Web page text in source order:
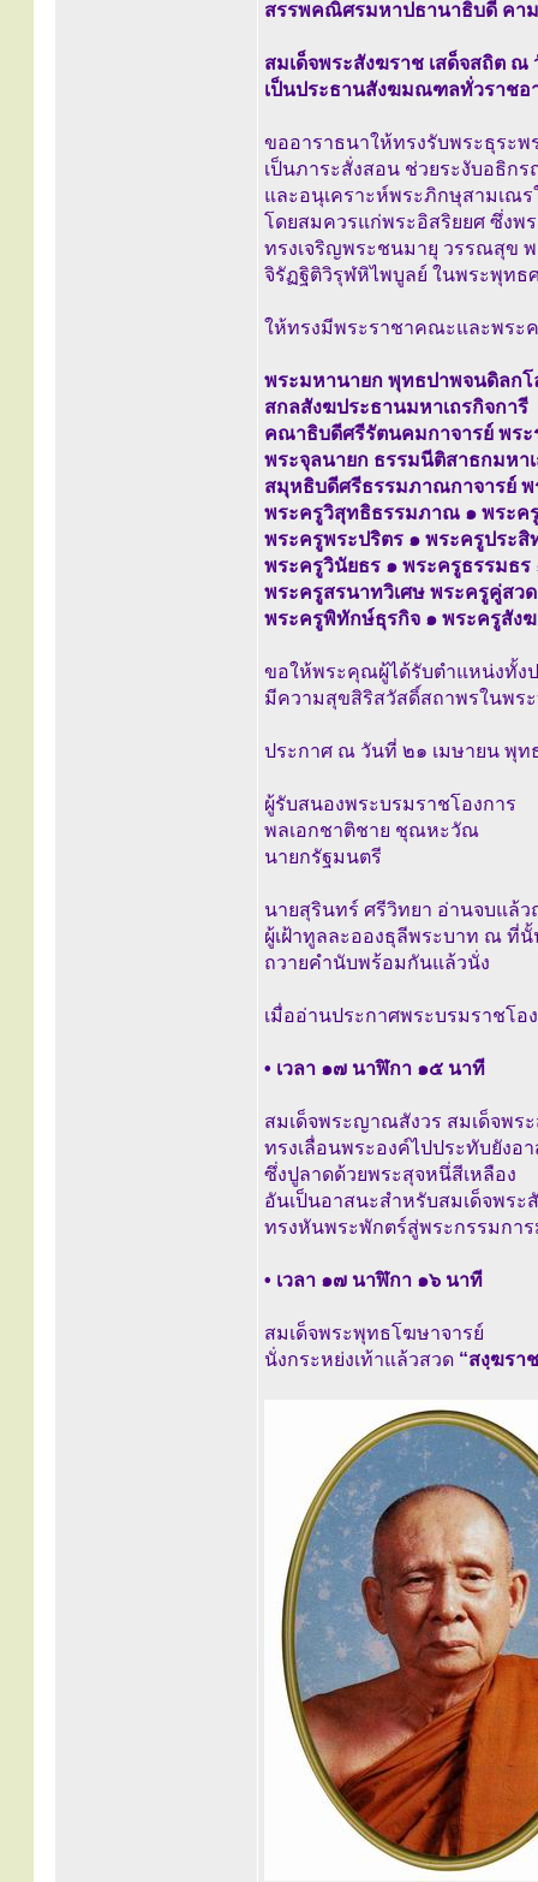
สรรพคณิศรมหาปธานาธิบดี คา
สมเด็จพระสังฆราช เสด็จสถิต ณ
เป็นประธานสังฆมณฑลทั่วราชอ
ขออาราธนาให้ทรงรับพระธุระ
เป็นภาระสั่งสอน ช่วยระงับอธิก
และอนุเคราะห์พระภิกษุสามเณ
โดยสมควรแก่พระอิสริยยศ ซึ่งพ
ทรงเจริญพระชนมายุ วรรณสุข
จิรัฏฐิติวิรุฬหิไพบูลย์ ในพระพุทธ
ให้ทรงมีพระราชาคณะและพระ
พระมหานายก พุทธปาพจนดิลก
สกลสังฆประธานมหาเถรกิจการี
คณาธิบดีศรีรัตนคมกาจารย์ พร
พระจุลนายก ธรรมนีติสาธกมหา
สมุหธิบดีศรีธรรมภาณกาจารย์
พระครูวิสุทธิธรรมภาณ ๑ พระค
พระครูพระปริตร ๑ พระครูประ
พระครูวินัยธร ๑ พระครูธรรมธ
พระครูสรนาทวิเศษ พระครูคู่สว
พระครูพิทักษ์ธุรกิจ ๑ พระครูสัง
ขอให้พระคุณผู้ได้รับตำแหน่งทั้ง
มีความสุขสิริสวัสดิ์สถาพรในพร
ประกาศ ณ วันที่ ๒๑ เมษายน พุ
ผู้รับสนองพระบรมราชโองการ
พลเอกชาติชาย ชุณหะวัณ
นายกรัฐมนตรี
นายสุรินทร์ ศรีวิทยา อ่านจบแล้ว
ผู้เฝ้าทูลละอองธุลีพระบาท ณ ที่นั้
ถวายคำนับพร้อมกันแล้วนั่ง
เมื่ออ่านประกาศพระบรมราชโอ
• เวลา ๑๗ นาฬิกา ๑๕ นาที
สมเด็จพระญาณสังวร สมเด็จพ
ทรงเลื่อนพระองค์ไปประทับยังอ
ซึ่งปูลาดด้วยพระสุจหนึ่สีเหลือง
อันเป็นอาสนะสำหรับสมเด็จพระ
ทรงหันพระพักตร์สู่พระกรรมกา
• เวลา ๑๗ นาฬิกา ๑๖ นาที
สมเด็จพระพุทธโฆษาจารย์
นั่งกระหย่งเท้าแล้วสวด “สงฺฆรา